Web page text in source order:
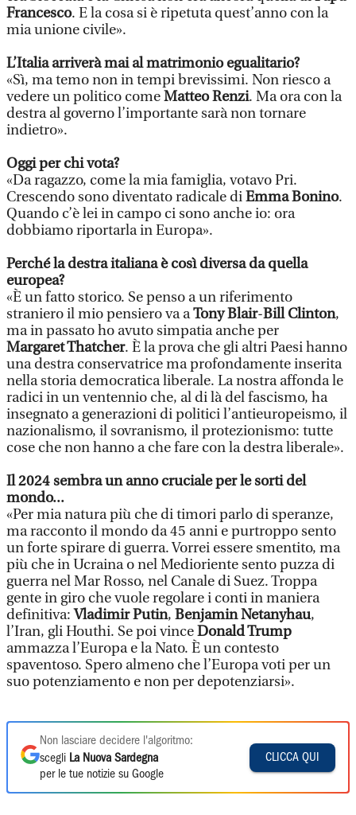
Francesco. E la cosa si è ripetuta quest’anno con la
mia unione civile».
L’Italia arriverà mai al matrimonio egualitario?
«Sì, ma temo non in tempi brevissimi. Non riesco a
vedere un politico comeMatteo Renzi. Ma ora con la
destra al governo l’importante sarà non tornare
indietro».
Oggi per chi vota?
«Da ragazzo, come la mia famiglia, votavo Pri.
Crescendo sono diventato radicale diEmma Bonino.
Quando c’è lei in campo ci sono anche io: ora
dobbiamo riportarla in Europa».
Perché la destra italiana è così diversa da quella
europea?
«È un fatto storico. Se penso a un riferimento
straniero il mio pensiero va aTony Blair-Bill Clinton,
ma in passato ho avuto simpatia anche per
Margaret Thatcher. È la prova che gli altri Paesi hanno
una destra conservatrice ma profondamente inserita
nella storia democratica liberale. La nostra affonda le
radici in un ventennio che, al di là del fascismo, ha
insegnato a generazioni di politici l’antieuropeismo, il
nazionalismo, il sovranismo, il protezionismo: tutte
cose che non hanno a che fare con la destra liberale».
Il 2024 sembra un anno cruciale per le sorti del
mondo...
«Per mia natura più che di timori parlo di speranze,
ma racconto il mondo da 45 anni e purtroppo sento
un forte spirare di guerra. Vorrei essere smentito, ma
più che in Ucraina o nel Medioriente sento puzza di
guerra nel Mar Rosso, nel Canale di Suez. Troppa
gente in giro che vuole regolare i conti in maniera
definitiva:Vladimir Putin, Benjamin Netanyhau,
l’Iran, gli Houthi. Se poi vinceDonald Trump
ammazza l’Europa e la Nato. È un contesto
spaventoso. Spero almeno che l’Europa voti per un
suo potenziamento e non per depotenziarsi».
Non lasciare decidere l'algoritmo:
scegli La Nuova Sardegna
per le tue notizie su Google
CLICCA QUI